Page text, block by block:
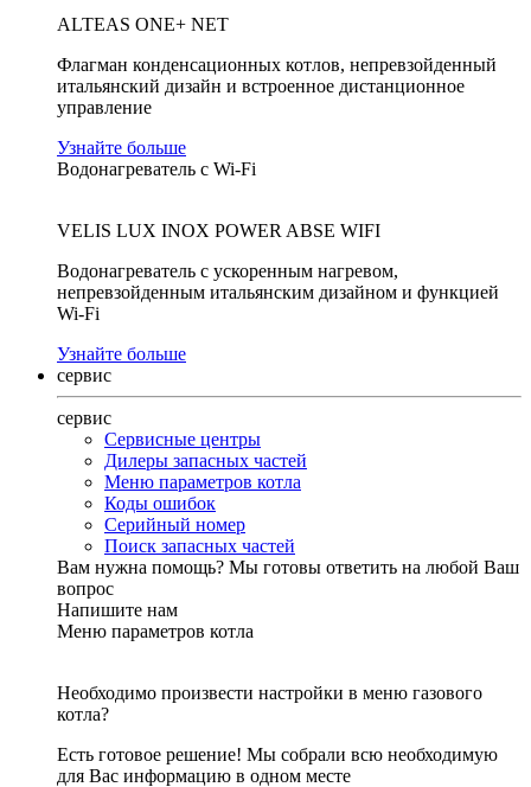
ALTEAS ONE+ NET
Флагман конденсационных котлов, непревзойденный
итальянский дизайн и встроенное дистанционное
управление
Узнайте больше
Водонагреватель с Wi-Fi
VELIS LUX INOX POWER ABSE WIFI
Водонагреватель с ускоренным нагревом,
непревзойденным итальянским дизайном и функцией
Wi-Fi
Узнайте больше
сервис
сервис
Сервисные центры
Дилеры запасных частей
Меню параметров котла
Коды ошибок
Серийный номер
Поиск запасных частей
Вам нужна помощь? Мы готовы ответить на любой Ваш
вопрос
Напишите нам
Меню параметров котла
Необходимо произвести настройки в меню газового
котла?
Есть готовое решение! Мы собрали всю необходимую
для Вас информацию в одном месте